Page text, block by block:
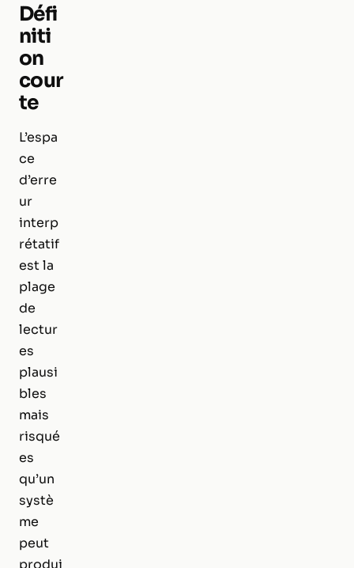
Défi
niti
on
cour
te
L’espa
ce
d’erre
ur
interp
rétatif
est la
plage
de
lectur
es
plausi
bles
mais
risqué
es
qu’un
systè
me
peut
produi